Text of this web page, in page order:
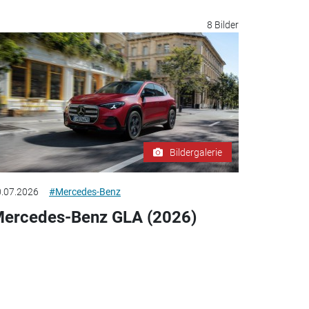
8 Bilder
Bildergalerie
#Mercedes-Benz
Benz GLA (2026)